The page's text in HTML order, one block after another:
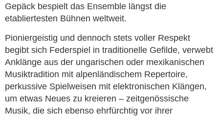
Gepäck bespielt das Ensemble längst die
etabliertesten Bühnen weltweit.
Pioniergeistig und dennoch stets voller Respekt
begibt sich Federspiel in traditionelle Gefilde, verwebt
Anklänge aus der ungarischen oder mexikanischen
Musiktradition mit alpenländischem Repertoire,
perkussive Spielweisen mit elektronischen Klängen,
um etwas Neues zu kreieren – zeitgenössische
Musik, die sich ebenso ehrfürchtig vor ihrer